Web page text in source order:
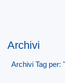
Archivi
Archivi Tag per: